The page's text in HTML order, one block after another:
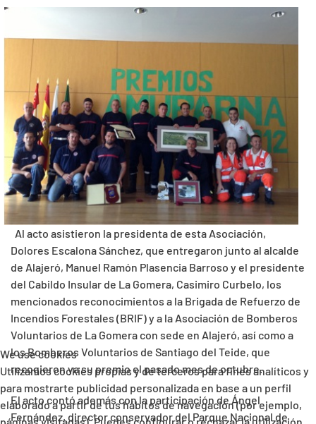
Al acto asistieron la presidenta de esta Asociación,
Dolores Escalona Sánchez, que entregaron junto al alcalde
de Alajeró, Manuel Ramón Plasencia Barroso y el presidente
del Cabildo Insular de La Gomera, Casimiro Curbelo, los
mencionados reconocimientos a la Brigada de Refuerzo de
Incendios Forestales (BRIF) y a la Asociación de Bomberos
Voluntarios de La Gomera con sede en Alajeró, así como a
los Bomberos Voluntarios de Santiago del Teide, que
recogieron ya su premio el pasado mes de octubre.
El acto contó además con la participación de Ángel
Fernández, director conservador del Parque Nacional de
We use cookies
Utilizamos cookies propias y de terceros para fines analíticos y
para mostrarte publicidad personalizada en base a un perfil
elaborado a partir de tus hábitos de navegación (por ejemplo,